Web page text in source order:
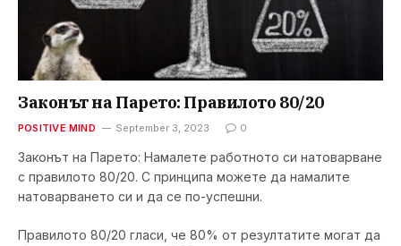
Законът на Парето: Правилото 80/20
POSITIVE MIND September 3, 2023 0
Законът на Парето: Намалете работното си натоварване
с правилото 80/20. С принципа можете да намалите
натоварването си и да се по-успешни.
Правилото 80/20 гласи, че 80% от резултатите могат да